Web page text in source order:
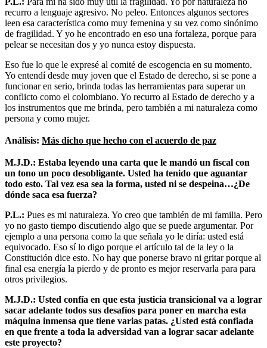
recurro a lenguaje agresivo. No peleo. Entonces algunos sectores
leen esa característica como muy femenina y su vez como sinónimo
de fragilidad. Y yo he encontrado en eso una fortaleza, porque para
pelear se necesitan dos y yo nunca estoy dispuesta.
Eso fue lo que le expresé al comité de escogencia en su momento.
Yo entendí desde muy joven que el Estado de derecho, si se pone a
funcionar en serio, brinda todas las herramientas para superar un
conflicto como el colombiano. Yo recurro al Estado de derecho y a
los instrumentos que me brinda, pero también a mi naturaleza como
persona y como mujer.
Análisis: Más dicho que hecho con el acuerdo de paz
M.J.D.: Estaba leyendo una carta que le mandó un fiscal con
un tono un poco desobligante. Usted ha tenido que aguantar
todo esto. Tal vez esa sea la forma, usted ni se despeina…¿De
dónde saca esa fuerza?
P.L.: Pues es mi naturaleza. Yo creo que también de mi familia. Pero
yo no gasto tiempo discutiendo algo que se puede argumentar. Por
ejemplo a una persona como la que señala yo le diría: usted está
equivocado. Eso sí lo digo porque el artículo tal de la ley o la
Constitución dice esto. No hay que ponerse bravo ni gritar porque al
final esa energía la pierdo y de pronto es mejor reservarla para para
otros privilegios.
M.J.D.: Usted confía en que esta justicia transicional va a lograr
sacar adelante todos sus desafíos para poner en marcha esta
máquina inmensa que tiene varias patas. ¿Usted está confiada
en que frente a toda la adversidad van a lograr sacar adelante
este proyecto?